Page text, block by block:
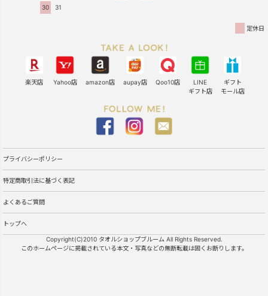
30
31
定休日
楽天店 Yahoo店 amazon店 aupay店 Qoo10店
LINE
ギフト店
ギフト
モール店
プライバシーポリシー
特定商取引法に基づく表記
よくあるご質問
トップへ
Copyright(C)2010 タオルショップブルーム All Rights Reserved.
このホームページに掲載されている本文・写真などの無断転載は固くお断りします。